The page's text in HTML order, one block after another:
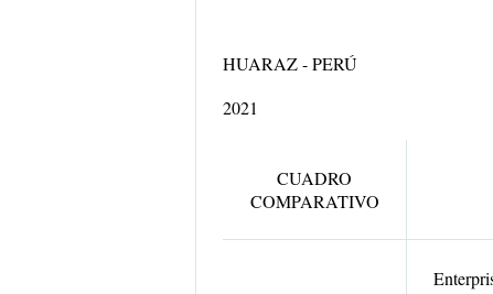
HUARAZ - PERÚ
2021
CUADRO
COMPARATIVO